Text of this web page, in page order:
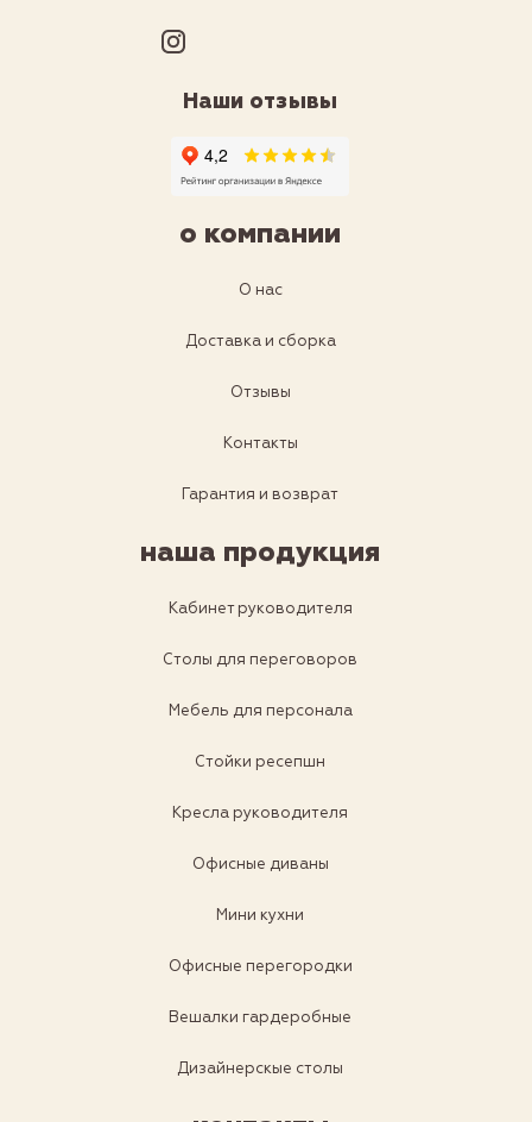
Наши отзывы
о компании
О нас
Доставка и сборка
Отзывы
Контакты
Гарантия и возврат
наша продукция
Кабинет руководителя
Столы для переговоров
Мебель для персонала
Стойки ресепшн
Кресла руководителя
Офисные диваны
Мини кухни
Офисные перегородки
Вешалки гардеробные
Дизайнерскые столы